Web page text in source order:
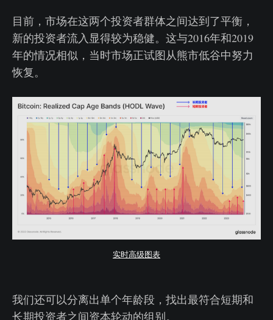
目前，市场在这两个投资者群体之间达到了平衡，
新的投资者流入显得较为稳健。这与2016年和2019
年的情况相似，当时市场正试图从熊市低谷中努力
恢复。
实时高级图表
我们还可以分离出单个年龄段，找出最符合短期和
长期投资者之间资本轮动的组别。